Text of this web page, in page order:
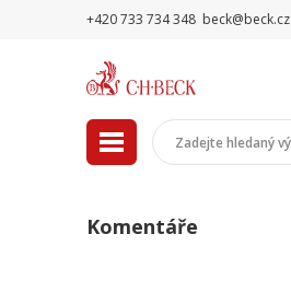
+420 733 734 348 beck@beck.cz
Komentáře